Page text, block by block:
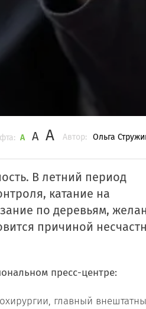
Автор: Ольга
A A A
В летний период
катание на
по деревьям,
причиной
пресс-центре:
главный